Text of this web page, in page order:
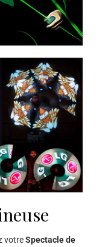
votreSpectacle de